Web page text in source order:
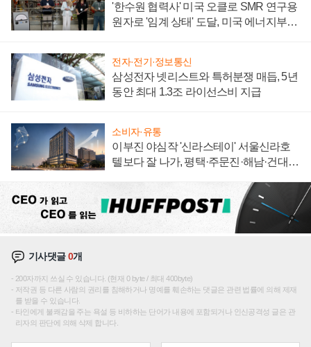
'한수원 협력사' 미국 오클로 SMR 연구용
원자로 '임계 상태' 도달, 미국 에너지부
전자·전기·정보통신
삼성전자 넷리스트와 특허분쟁 매듭, 5년
동안 최대 1.3조 라이선스비 지급
소비자·유통
이부진 야심작 '신라스테이' 서울신라호
텔보다 잘 나가, 평택·주문진·해남·건대로
기사댓글0개
200자까지 쓰실 수 있습니다. (현재 0 byte / 최대 400byte)
저작권 등 다른 사람의 권리를 침해하거나 명예를 훼손하는 댓글은 관련 법률에 의해 제재
를 받을 수 있습니다.
타인에게 불쾌감을 주는 욕설 등 비하하는 단어가 내용에 포함되거나 인신공격성 글은 관
리자의 판단에 의해 삭제 합니다.